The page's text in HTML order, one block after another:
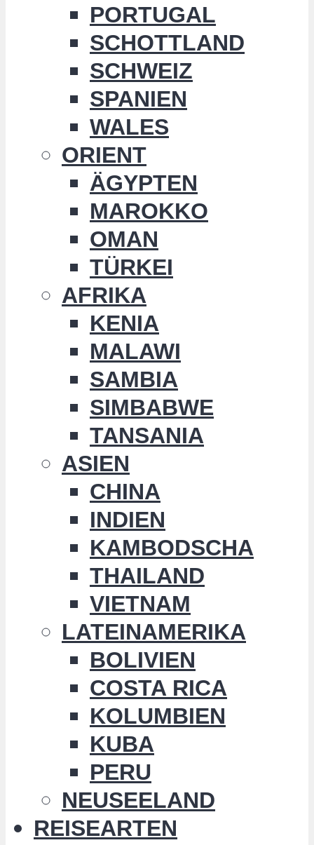
PORTUGAL
SCHOTTLAND
SCHWEIZ
SPANIEN
WALES
ORIENT
ÄGYPTEN
MAROKKO
OMAN
TÜRKEI
AFRIKA
KENIA
MALAWI
SAMBIA
SIMBABWE
TANSANIA
ASIEN
CHINA
INDIEN
KAMBODSCHA
THAILAND
VIETNAM
LATEINAMERIKA
BOLIVIEN
COSTA RICA
KOLUMBIEN
KUBA
PERU
NEUSEELAND
REISEARTEN